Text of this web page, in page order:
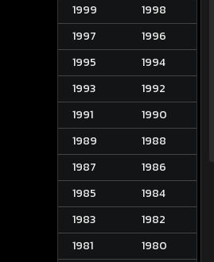
1999
1998
1997
1996
1995
1994
1993
1992
1991
1990
1989
1988
1987
1986
1985
1984
1983
1982
1981
1980